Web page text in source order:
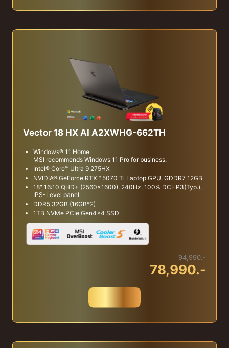
Vector 18 HX AI A2XWHG-662TH
Windows® 11 Home
MSI recommends Windows 11 Pro for business.
Intel® Core™ Ultra 9 275HX
NVIDIA® GeForce RTX™ 5070 Ti Laptop GPU, GDDR7 12GB
18" 16:10 QHD+ (2560x1600), 240Hz, 100% DCI-P3(Typ.),
IPS-Level panel
DDR5 32GB (16GB*2)
1TB NVMe PCIe Gen4x4 SSD
94,990.-
78,990.-